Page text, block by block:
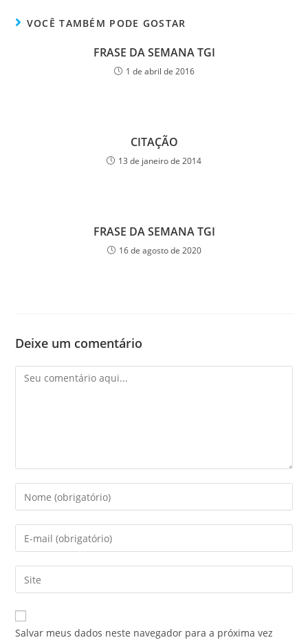
VOCÊ TAMBÉM PODE GOSTAR
FRASE DA SEMANA TGI
1 de abril de 2016
CITAÇÃO
13 de janeiro de 2014
FRASE DA SEMANA TGI
16 de agosto de 2020
Deixe um comentário
Salvar meus dados neste navegador para a próxima vez